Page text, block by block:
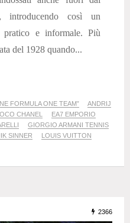
introducendo così un
pratico e informale. Più
del 1928 quando...
FORMULA ONE TEAM”
ANDRIJ
CHANEL
EA7 EMPORIO
GIORGIO ARMANI TENNIS
SINNER
LOUIS VUITTON
2366